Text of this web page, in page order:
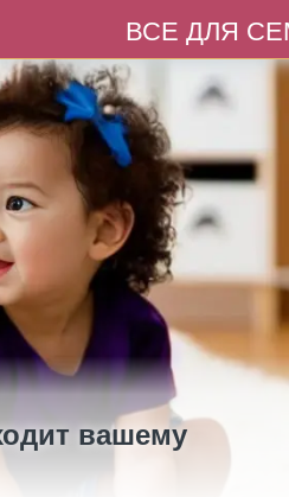
ВСЕ ДЛЯ
вашему